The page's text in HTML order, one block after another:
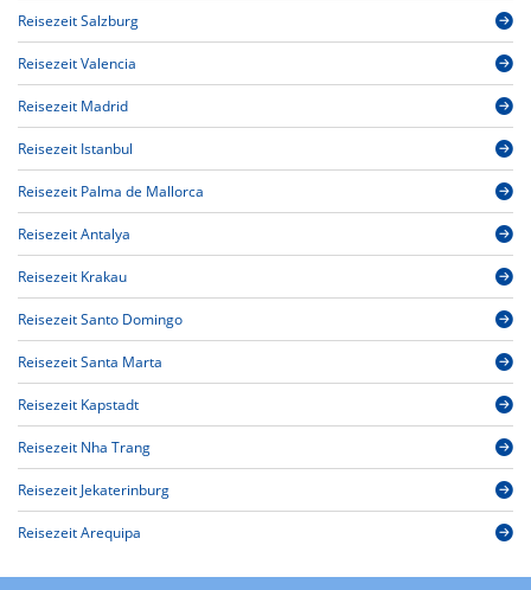
Reisezeit Salzburg
Reisezeit Valencia
Reisezeit Madrid
Reisezeit Istanbul
Reisezeit Palma de Mallorca
Reisezeit Antalya
Reisezeit Krakau
Reisezeit Santo Domingo
Reisezeit Santa Marta
Reisezeit Kapstadt
Reisezeit Nha Trang
Reisezeit Jekaterinburg
Reisezeit Arequipa